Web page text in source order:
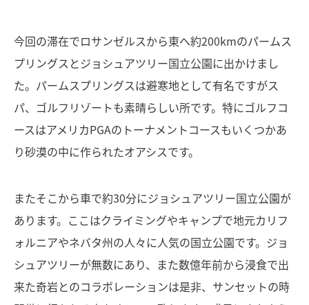
今回の滞在でロサンゼルスから東へ約200kmのパームス
プリングスとジョシュアツリー国立公園に出かけまし
た。パームスプリングスは避寒地として有名ですがス
パ、ゴルフリゾートも素晴らしい所です。特にゴルフコ
ースはアメリカPGAのトーナメントコースもいくつかあ
り砂漠の中に作られたオアシスです。
またそこから車で約30分にジョシュアツリー国立公園が
あります。ここはクライミングやキャンプで地元カリフ
ォルニアやネバタ州の人々に人気の国立公園です。ジョ
シュアツリーが無数にあり、また数億年前から浸食で出
来た奇岩とのコラボレーションは是非、サンセットの時